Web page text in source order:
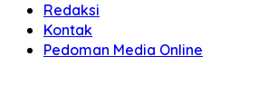
Redaksi
Kontak
Pedoman Media Online